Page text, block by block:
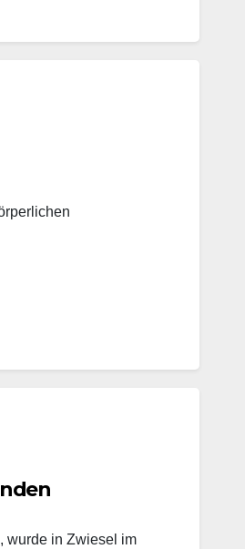
wurde in Zwiesel im